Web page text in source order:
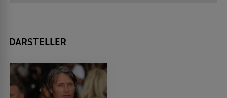
DARSTELLER